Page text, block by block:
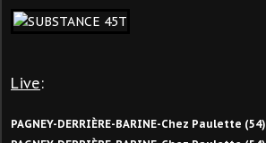
Live:
PAGNEY-DERRIÈRE-BARINE-Chez Paulette (54)